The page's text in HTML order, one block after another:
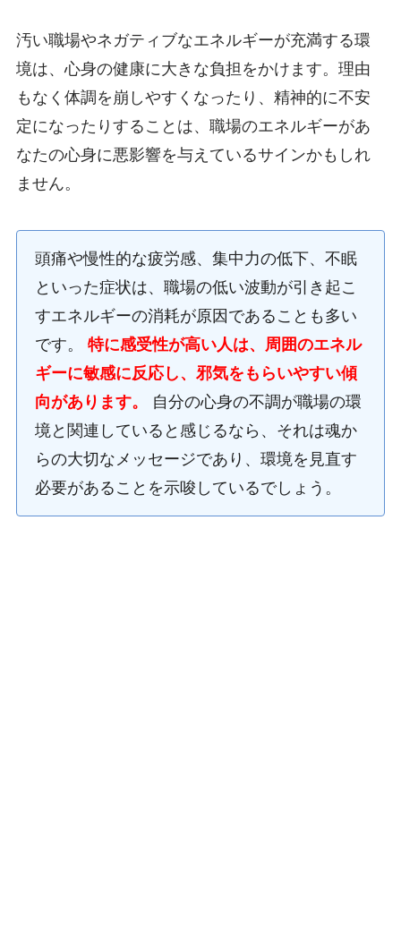
汚い職場やネガティブなエネルギーが充満する環
境は、心身の健康に大きな負担をかけます。理由
もなく体調を崩しやすくなったり、精神的に不安
定になったりすることは、職場のエネルギーがあ
なたの心身に悪影響を与えているサインかもしれ
ません。
頭痛や慢性的な疲労感、集中力の低下、不眠
といった症状は、職場の低い波動が引き起こ
すエネルギーの消耗が原因であることも多い
です。 特に感受性が高い人は、周囲のエネル
ギーに敏感に反応し、邪気をもらいやすい傾
向があります。
自分の心身の不調が職場の環
境と関連していると感じるなら、それは魂か
らの大切なメッセージであり、環境を見直す
必要があることを示唆しているでしょう。